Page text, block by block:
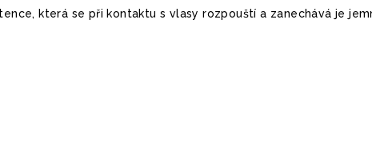
která se při kontaktu s vlasy rozpouští a zanechává je